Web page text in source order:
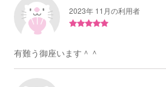
2023年 11月の利用者
有難う御座います＾＾